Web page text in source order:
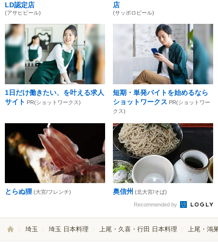
LD認定店
(アサヒビール)
店
(サッポロビール)
1日だけ働きたい、を叶える求人
サイト PR(ショットワークス)
短期・単発バイトを始めるなら
ショットワークス PR(ショットワー
クス)
とらぬ狸 (大宮/フレンチ) 奥信州 (北大宮/そば)
Recommended by
埼玉 埼玉 日本料理 上尾・久喜・行田 日本料理 上尾・鴻